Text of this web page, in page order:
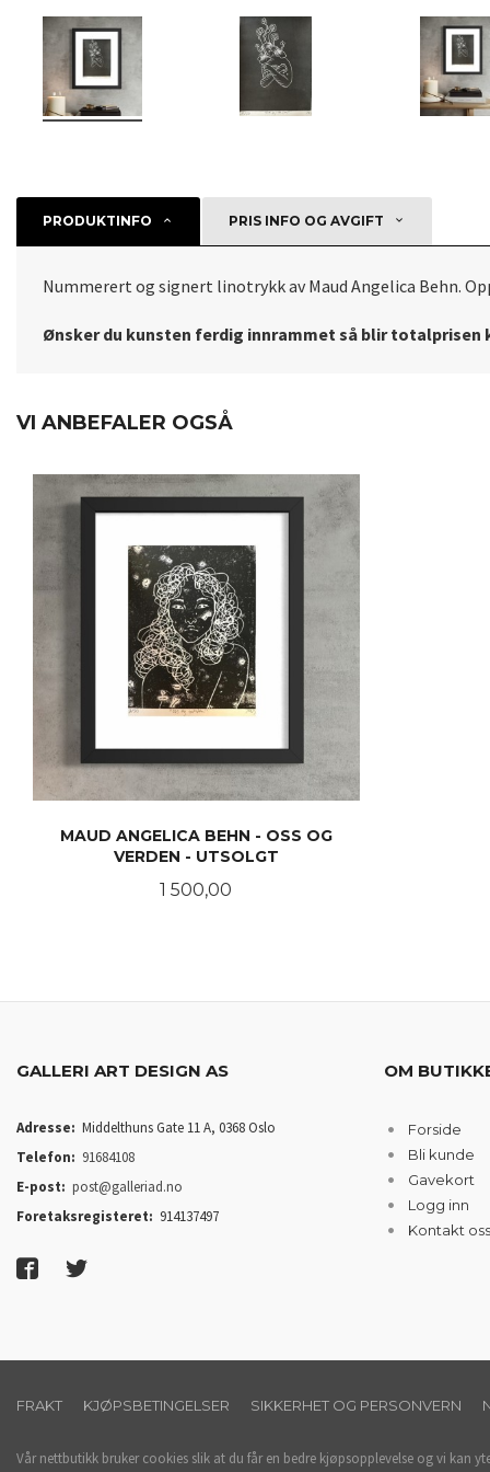
PRODUKTINFO PRIS INFO OG AVGIFT
Nummerert og signert linotrykk av Maud Angelica Behn.
Ønsker du kunsten ferdig innrammet så blir totalprisen
VI ANBEFALER OGSÅ
MAUD ANGELICA BEHN - OSS OG
VERDEN - UTSOLGT
Pris
1 500,00
GALLERI ART DESIGN AS
Adresse: Middelthuns Gate 11 A, 0368 Oslo
Telefon: 91684108
E-post: post@galleriad.no
Foretaksregisteret: 914137497
OM
Forside
Bli kunde
Gavekort
Logg inn
Kontakt oss
FRAKT KJØPSBETINGELSER SIKKERHET OG PERSONVERN
Vår nettbutikk bruker cookies slik at du får en bedre kjøpsopplevelse og vi kan